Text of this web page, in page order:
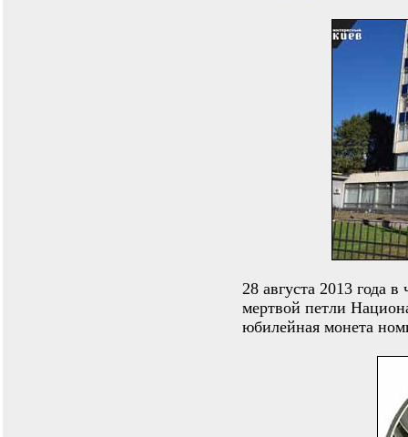
28 августа 2013 года
мертвой петли
юбилейная монета